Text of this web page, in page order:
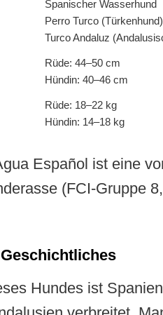
Spanischer Wasserhund
Perro Turco (Türkenhund)
Turco Andaluz
Rüde: 44–50 cm
Hündin: 40–46 cm
Rüde: 18–22 kg
Hündin: 14–18 kg
Español ist eine
(FCI-Gruppe
Hundes ist